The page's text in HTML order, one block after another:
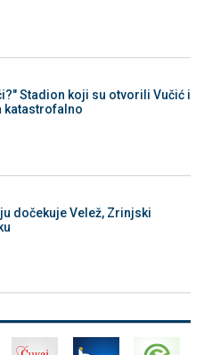
Stadion koji su otvorili Vučić i
katastrofalno
dočekuje Velež, Zrinjski